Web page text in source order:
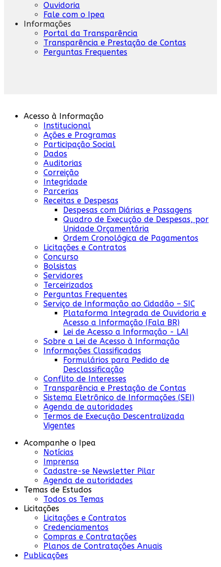
Ouvidoria
Fale com o Ipea
Informações
Portal da Transparência
Transparência e Prestação de Contas
Perguntas Frequentes
Acesso à Informação
Institucional
Ações e Programas
Participação Social
Dados
Auditorias
Correição
Integridade
Parcerias
Receitas e Despesas
Despesas com Diárias e Passagens
Quadro de Execução de Despesas, por
Unidade Orçamentária
Ordem Cronológica de Pagamentos
Licitações e Contratos
Concurso
Bolsistas
Servidores
Terceirizados
Perguntas Frequentes
Serviço de Informação ao Cidadão – SIC
Plataforma Integrada de Ouvidoria e
Acesso a Informação (Fala BR)
Lei de Acesso a Informação - LAI
Sobre a Lei de Acesso à Informação
Informações Classificadas
Formulários para Pedido de
Desclassificação
Conflito de Interesses
Transparência e Prestação de Contas
Sistema Eletrônico de Informações (SEI)
Agenda de autoridades
Termos de Execução Descentralizada
Vigentes
Acompanhe o Ipea
Notícias
Imprensa
Cadastre-se Newsletter Pilar
Agenda de autoridades
Temas de Estudos
Todos os Temas
Licitações
Licitações e Contratos
Credenciamentos
Compras e Contratações
Planos de Contratações Anuais
Publicações